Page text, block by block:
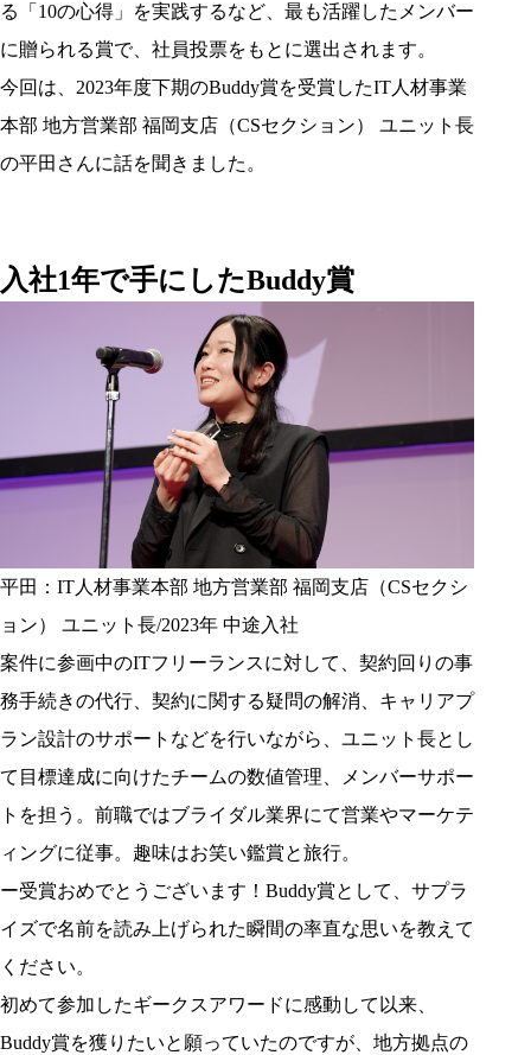
る「10の心得」を実践するなど、最も活躍したメンバー
に贈られる賞で、社員投票をもとに選出されます。
今回は、2023年度下期のBuddy賞を受賞したIT人材事業
本部 地方営業部 福岡支店（CSセクション） ユニット長
の平田さんに話を聞きました。
入社1年で手にしたBuddy賞
平田：IT人材事業本部 地方営業部 福岡支店（CSセクシ
ョン） ユニット長/2023年 中途入社
案件に参画中のITフリーランスに対して、契約回りの事
務手続きの代行、契約に関する疑問の解消、キャリアプ
ラン設計のサポートなどを行いながら、ユニット長とし
て目標達成に向けたチームの数値管理、メンバーサポー
トを担う。前職ではブライダル業界にて営業やマーケテ
ィングに従事。趣味はお笑い鑑賞と旅行。
ー受賞おめでとうございます！Buddy賞として、サプラ
イズで名前を読み上げられた瞬間の率直な思いを教えて
ください。
初めて参加したギークスアワードに感動して以来、
Buddy賞を獲りたいと願っていたのですが、地方拠点の